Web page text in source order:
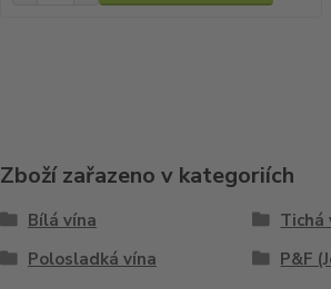
Zboží zařazeno v kategoriích
Bílá vína Tichá
Polosladká vína
P&F